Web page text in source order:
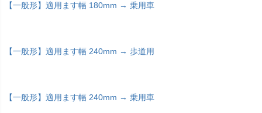
【一般形】適用ます幅 180mm → 乗用車
【一般形】適用ます幅 240mm → 歩道用
【一般形】適用ます幅 240mm → 乗用車